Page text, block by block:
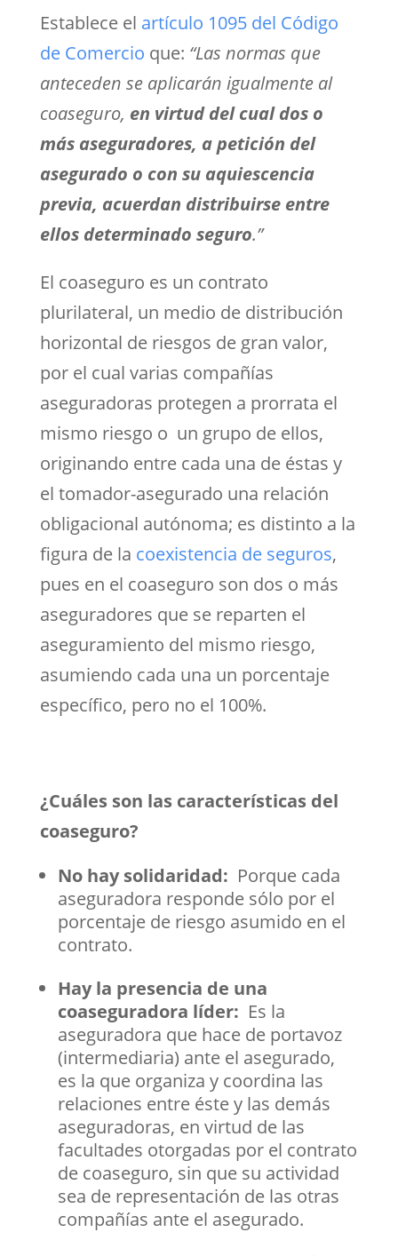
Establece el artículo 1095 del Código
de Comercio que: “Las normas que
anteceden se aplicarán igualmente al
coaseguro, en virtud del cual dos o
más aseguradores, a petición del
asegurado o con su aquiescencia
previa, acuerdan distribuirse entre
ellos determinado seguro.”
El coaseguro es un contrato
plurilateral, un medio de distribución
horizontal de riesgos de gran valor,
por el cual varias compañías
aseguradoras protegen a prorrata el
mismo riesgo o un grupo de ellos,
originando entre cada una de éstas y
el tomador-asegurado una relación
obligacional autónoma; es distinto a la
figura de la coexistencia de seguros,
pues en el coaseguro son dos o más
aseguradores que se reparten el
aseguramiento del mismo riesgo,
asumiendo cada una un porcentaje
específico, pero no el 100%.
¿Cuáles son las características del
coaseguro?
No hay solidaridad: Porque cada
aseguradora responde sólo por el
porcentaje de riesgo asumido en el
contrato.
Hay la presencia de una
coaseguradora líder: Es la
aseguradora que hace de portavoz
(intermediaria) ante el asegurado,
es la que organiza y coordina las
relaciones entre éste y las demás
aseguradoras, en virtud de las
facultades otorgadas por el contrato
de coaseguro, sin que su actividad
sea de representación de las otras
compañías ante el asegurado.